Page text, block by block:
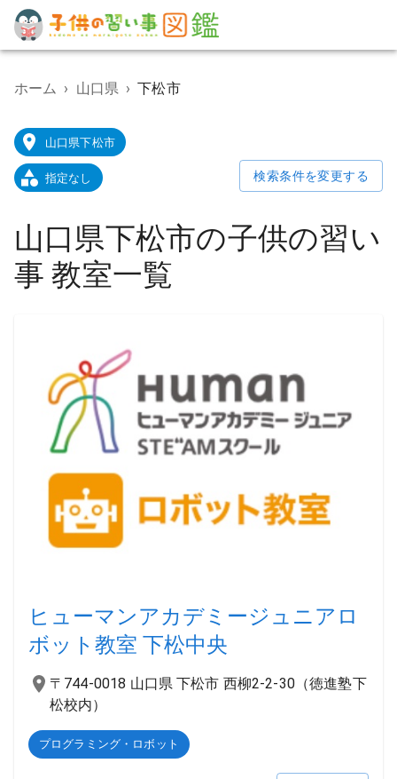
子
供
習
事
教
室
検
タ
ル
サ
ホーム › 山口県 › 下松市
山口県下松市
指定なし 検索条件を変更する
山口県下松市の子供の習い
事 教室一覧
ヒューマンアカデミージュニアロ
ボット教室 下松中央
〒744-0018 山口県 下松市 西柳2-2-30（徳進塾下
松校内）
プログラミング・ロボット